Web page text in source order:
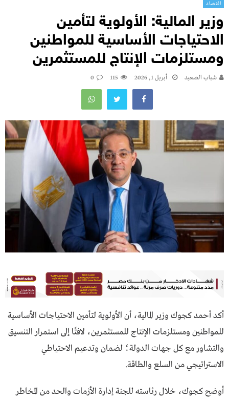
اقتصاد
وزير المالية: الأولوية لتأمين
الاحتياجات الأساسية للمواطنين
ومستلزمات الإنتاج للمستثمرين
شباب الصعيد أبريل 1, 2026 115
0
أكد أحمد كجوك وزير المالية، أن الأولوية لتأمين الاحتياجات الأساسية
للمواطنين ومستلزمات الإنتاج للمستثمرين، لافتًا إلى استمرار التنسيق
والتشاور مع كل جهات الدولة؛ لضمان وتدعيم الاحتياطي
الاستراتيجي من السلع والطاقة.
أوضح كجوك، خلال رئاسته للجنة إدارة الأزمات والحد من المخاطر